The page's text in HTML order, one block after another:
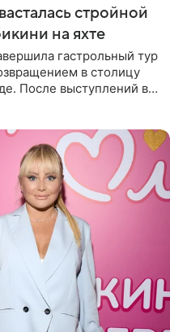
стройной
на яхте
гастрольный тур
в столицу
После выступлений в